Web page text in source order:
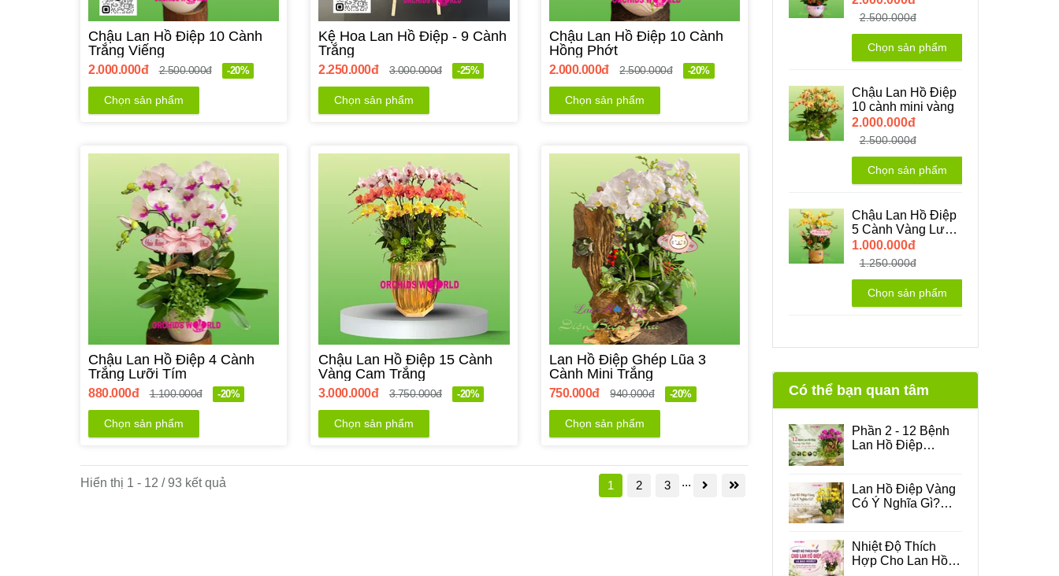
Chậu Lan Hồ Điệp 10 Cành
Trắng Viếng
2.000.000đ 2.500.000đ -20%
Chọn sản phẩm
Kệ Hoa Lan Hồ Điệp - 9 Cành
Trắng
2.250.000đ 3.000.000đ -25%
Chọn sản phẩm
Chậu Lan Hồ Điệp 10 Cành
Hồng Phớt
2.000.000đ 2.500.000đ -20%
Chọn sản phẩm
Chậu Lan Hồ Điệp 4 Cành
Trắng Lưỡi Tím
880.000đ 1.100.000đ -20%
Chọn sản phẩm
Chậu Lan Hồ Điệp 15 Cành
Vàng Cam Trắng
3.000.000đ 3.750.000đ -20%
Chọn sản phẩm
Lan Hồ Điệp Ghép Lũa 3
Cành Mini Trắng
750.000đ 940.000đ -20%
Chọn sản phẩm
Hiển thị 1 - 12 / 93 kết quả 1 2 3 ...
2.500.000đ
Chọn sản phẩm
Chậu Lan Hồ Điệp
10 cành mini vàng
2.000.000đ
2.500.000đ
Chọn sản phẩm
Chậu Lan Hồ Điệp
5 Cành Vàng Lưỡi
Đỏ
1.000.000đ
1.250.000đ
Chọn sản phẩm
Có thể bạn quan tâm
Phần 2 - 12 Bệnh
Lan Hồ Điệp
Hiệu Quả
Lan Hồ Điệp Vàng
Có Ý Nghĩa Gì?
Thành Công
Nhiệt Độ Thích
Hợp Cho Lan Hồ